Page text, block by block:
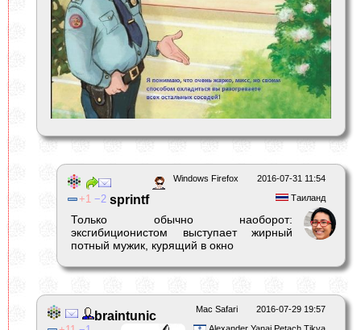
2016-07-31 11:54
Windows Firefox
Таиланд
1 2 sprintf
Только обычно наоборот:
эксгибиционистом выступает жирный
потный мужик, курящий в окно
2016-07-29 19:57
Mac Safari
braintunic